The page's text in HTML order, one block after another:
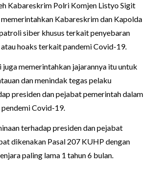
Kabareskrim Polri Komjen Listyo Sigit
Kabareskrim dan Kapolda
siber khusus terkait penyebaran
hoaks terkait pandemi Covid-19.
juga memerintahkan jajarannya itu untuk
dan menindak tegas pelaku
presiden dan pejabat pemerintah dalam
Covid-19.
terhadap presiden dan pejabat
dikenakan Pasal 207 KUHP dengan
paling lama 1 tahun 6 bulan.